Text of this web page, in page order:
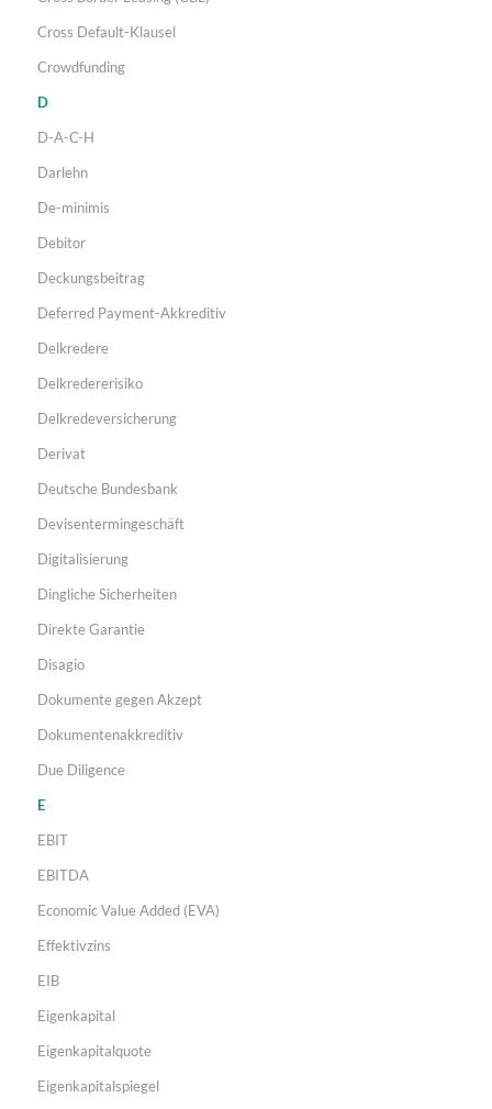
Cross Default-Klausel
Crowdfunding
D
D-A-C-H
Darlehn
De-minimis
Debitor
Deckungsbeitrag
Deferred Payment-Akkreditiv
Delkredere
Delkredererisiko
Delkredeversicherung
Derivat
Deutsche Bundesbank
Devisentermingeschäft
Digitalisierung
Dingliche Sicherheiten
Direkte Garantie
Disagio
Dokumente gegen Akzept
Dokumentenakkreditiv
Due Diligence
E
EBIT
EBITDA
Economic Value Added (EVA)
Effektivzins
EIB
Eigenkapital
Eigenkapitalquote
Eigenkapitalspiegel